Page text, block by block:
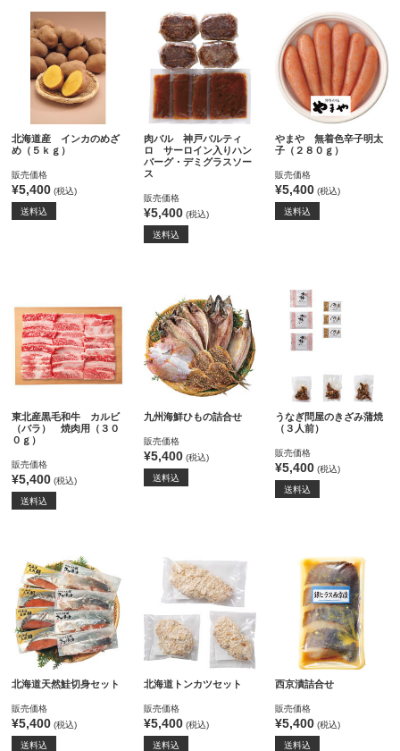
北海道産 インカのめざ
め（５ｋｇ）
販売価格
¥5,400 (税込)
送料込
肉バル 神戸バルティ
ロ サーロイン入りハン
バーグ・デミグラスソー
ス
販売価格
¥5,400(税込)
送料込
やまや 無着色辛子明太
子（２８０ｇ）
販売価格
¥5,400 (税込)
送料込
東北産黒毛和牛 カルビ
（バラ） 焼肉用（３０
０ｇ）
販売価格
¥5,400 (税込)
送料込
九州海鮮ひもの詰合せ
販売価格
¥5,400(税込)
送料込
うなぎ問屋のきざみ蒲焼
（３人前）
販売価格
¥5,400 (税込)
送料込
北海道天然鮭切身セット
販売価格
¥5,400 (税込)
送料込
北海道トンカツセット
販売価格
¥5,400(税込)
送料込
西京漬詰合せ
販売価格
¥5,400 (税込)
送料込